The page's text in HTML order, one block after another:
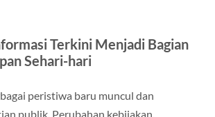
Terkini Menjadi Bagian
Sehari-hari
peristiwa baru muncul dan
publik. Perubahan kebijakan,